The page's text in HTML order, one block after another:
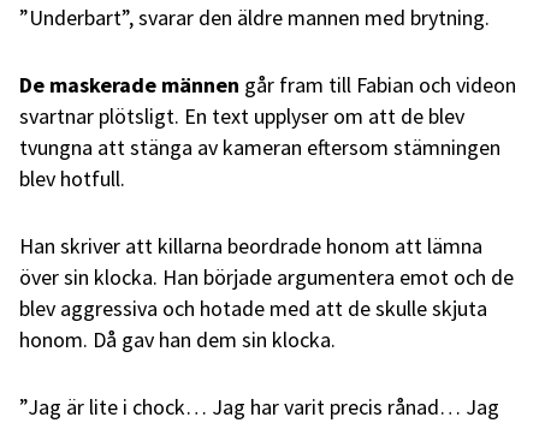
”Underbart”, svarar den äldre mannen med brytning.
De maskerade männen går fram till Fabian och videon
svartnar plötsligt. En text upplyser om att de blev
tvungna att stänga av kameran eftersom stämningen
blev hotfull.
Han skriver att killarna beordrade honom att lämna
över sin klocka. Han började argumentera emot och de
blev aggressiva och hotade med att de skulle skjuta
honom. Då gav han dem sin klocka.
”Jag är lite i chock… Jag har varit precis rånad… Jag